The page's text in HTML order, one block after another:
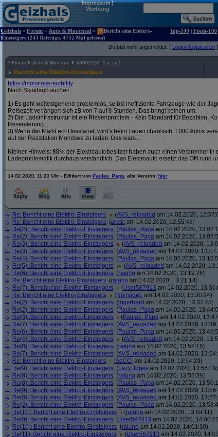
Impressum|
Werbung
Geizhals » Forum » Auto & Motorrad »
Bericht eine Elektro-
Einsteigers (243 Beiträge, 4752 Mal gelesen)
Top-100 | Fresh-100
Du bist nicht angemeldet. [ Login/Registrieren ]
^ Forum Auto & Motorrad #8002256 1 x x 1
Bericht eine Elektro-Einsteigers
https://motor.at/e-mobility
Nach Skiurlaub suchen.
1) Es geht weitestgehend problemlos, selbst ineffiziente Fahrzeuge wie der
Reisezeit verlängert sich zB von 7 auf 8 Stunden. Das bringt keinen um.
2) Die Ladeinfrastruktur ist ein Riesenproblem - Kein Standard für Bezahlen,
Reservierung...
3) Wenn der Markt echt losstartet, wird's beim Laden chaotisch. 1000 Autos
auf der Raststation Mondsee zu laden. Das wars...
Kleiner Hinweis: 80% der Elektroautobesitzer haben auch einen Verbrenner in
Ladeproblematik durchaus verständlich. Das Elektroauto ersetzt das Öffi rund
14.02.2020, 11:23 Uhr - Editiert von Paulas_Papa , alte Version: hier
Re: Bericht eine Elektro-Einsteigers (AVS_reloaded am 14.02.2020,
Re: Bericht eine Elektro-Einsteigers (arctic am 14.02.2020, 12:55:48)
Re(2): Bericht eine Elektro-Einsteigers (Paulas_Papa am 14.02.2020,
Re(2): Bericht eine Elektro-Einsteigers (Paulas_Papa am 14.02.2020,
Re(3): Bericht eine Elektro-Einsteigers
(AVS_reloaded am 14.02.2020,
Re(3): Bericht eine Elektro-Einsteigers (AVS_reloaded am 14.02.2020,
Re(4): Bericht eine Elektro-Einsteigers (Paulas_Papa am 14.02.2020,
Re(5): Bericht eine Elektro-Einsteigers
(AVS_reloaded am 14.02.2020,
Re(6): Bericht eine Elektro-Einsteigers (raiuno am 14.02.2020, 13:19:26)
Re: Bericht eine Elektro-Einsteigers (raiuno am 14.02.2020, 13:21:14)
Re(7): Bericht eine Elektro-Einsteigers
(User587913 am 14.02.2020,
Re: Bericht eine Elektro-Einsteigers
(Nomade1 am 14.02.2020, 13:30:24)
Re(2): Bericht eine Elektro-Einsteigers (mgerhard am 14.02.2020, 13:37:45)
Re(2): Bericht eine Elektro-Einsteigers (Paulas_Papa am 14.02.2020,
Re(3): Bericht eine Elektro-Einsteigers
(Paulas_Papa am 14.02.2020,
Re(7): Bericht eine Elektro-Einsteigers (AVS_reloaded am 14.02.2020,
Re(6): Bericht eine Elektro-Einsteigers (Paulas_Papa am 14.02.2020,
Re(4): Bericht eine Elektro-Einsteigers
(AVS_reloaded am 14.02.2020,
Re(8): Bericht eine Elektro-Einsteigers (raiuno am 14.02.2020, 13:52:16)
Re(7): Bericht eine Elektro-Einsteigers (AVS_reloaded am 14.02.2020,
Re: Bericht eine Elektro-Einsteigers
(SeCCi am 14.02.2020, 13:54:29)
Re(9): Bericht eine Elektro-Einsteigers (Lazy Jones am 14.02.2020, 13:55:18)
Re(8): Bericht eine Elektro-Einsteigers (raiuno am 14.02.2020, 13:55:39)
Re(8): Bericht eine Elektro-Einsteigers (Paulas_Papa am 14.02.2020,
Re(9): Bericht eine Elektro-Einsteigers (AVS_reloaded am 14.02.2020,
Re(9): Bericht eine Elektro-Einsteigers (AVS_reloaded am 14.02.2020,
Re(2): Bericht eine Elektro-Einsteigers (Paulas_Papa am 14.02.2020,
Re(10): Bericht eine Elektro-Einsteigers
(raiuno am 14.02.2020, 13:59:11)
Re(9): Bericht eine Elektro-Einsteigers (User587913 am 14.02.2020,
Re(10): Bericht eine Elektro-Einsteigers (raiuno am 14.02.2020, 14:01:30)
Re(11): Bericht eine Elektro-Einsteigers
(User587913 am 14.02.2020,